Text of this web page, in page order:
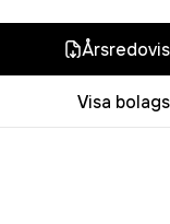
Visa